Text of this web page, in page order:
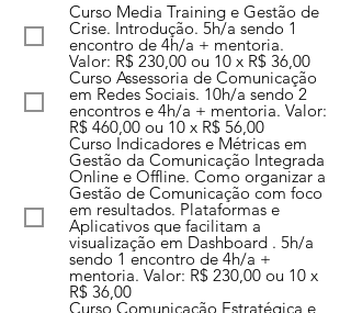
Curso Media Training e Gestão de
Crise. Introdução. 5h/a sendo 1
encontro de 4h/a + mentoria.
Valor: R$ 230,00 ou 10 x R$ 36,00
Curso Assessoria de Comunicação
em Redes Sociais. 10h/a sendo 2
encontros e 4h/a + mentoria. Valor:
R$ 460,00 ou 10 x R$ 56,00
Curso Indicadores e Métricas em
Gestão da Comunicação Integrada
Online e Offline. Como organizar a
Gestão de Comunicação com foco
em resultados. Plataformas e
Aplicativos que facilitam a
visualização em Dashboard . 5h/a
sendo 1 encontro de 4h/a +
mentoria. Valor: R$ 230,00 ou 10 x
R$ 36,00
Curso Comunicação Estratégica e